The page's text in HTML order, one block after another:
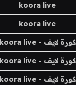
koora live
koora live
كورة لايف - koora live
كورة لايف - koora live
كورة لايف - koora live